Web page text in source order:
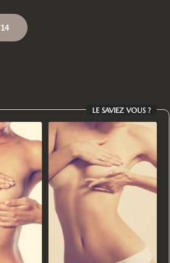
LE SAVIEZ VOUS ?